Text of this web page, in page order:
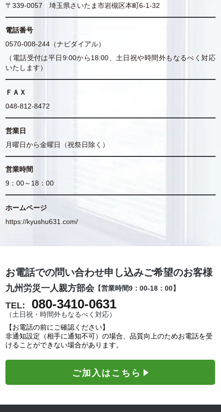
〒339-0057 埼玉県さいたま市岩槻区本町6-1-32
電話番号
0570-008-244（ナビダイアル）
（電話受付は平日9:00から18:00、土日祝や時間外もなるべく対応
いたします）
ＦＡＸ
048-812-8472
営業日
月曜日から金曜日（祝祭日除く）
営業時間
9：00～18：00
ホームページ
https://kyushu631.com/
お電話での問い合わせ申し込みご希望のお客様
九州労災一人親方部会【営業時間9：00-18：00】
TEL: 080-3410-0631
（土日祝・時間外もなるべく対応）
【お電話の前にご確認ください】
非通知設定（相手に通知不可）の場合、品質向上のためお電話を受
けることができない場合があります。
ご加入はこちら